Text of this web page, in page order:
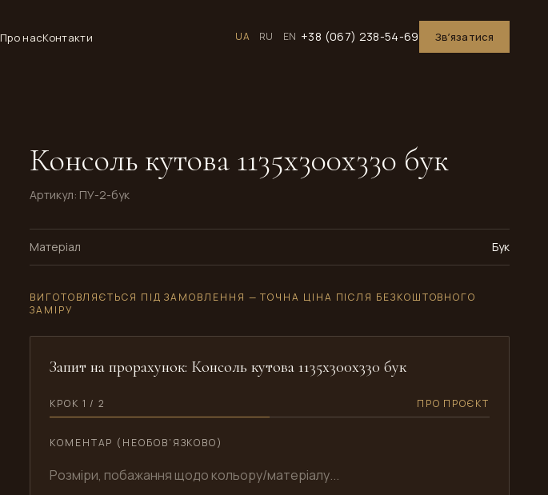
Про насКонтакти UA RU EN +38 (067) 238-54-69 Звʼязатися
Консоль кутова 1135x300x330 бук
Артикул: ПУ-2-бук
Матеріал Бук
ВИГОТОВЛЯЄТЬСЯ ПІД ЗАМОВЛЕННЯ — ТОЧНА ЦІНА ПІСЛЯ БЕЗКОШТОВНОГО
ЗАМІРУ
Запит на прорахунок: Консоль кутова 1135x300x330 бук
КРОК 1 / 2 ПРО ПРОЄКТ
КОМЕНТАР (НЕОБОВ’ЯЗКОВО)